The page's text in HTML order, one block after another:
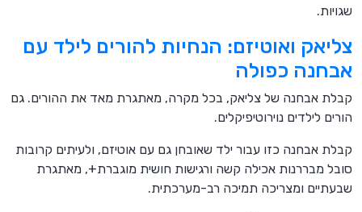
שגויות.
צליאק ואוטיזם: הנחיות להורים לילד עם
אבחנה כפולה
קבלת אבחנה של צליאק, בכל מקרה, מאתגרת מאד את ההורים. גם
הורים לילדים נוירוטיפיקלים.
קבלת אבחנה כזו עבור ילד שאובחן גם עם אוטיזם, ולעיתים קרובות
סובל מבררנות אכילה קשה ורגישות חושית מוגברת+, מאתגרת
שבעתיים ומצריכה תמיכה רב-מערכתית.